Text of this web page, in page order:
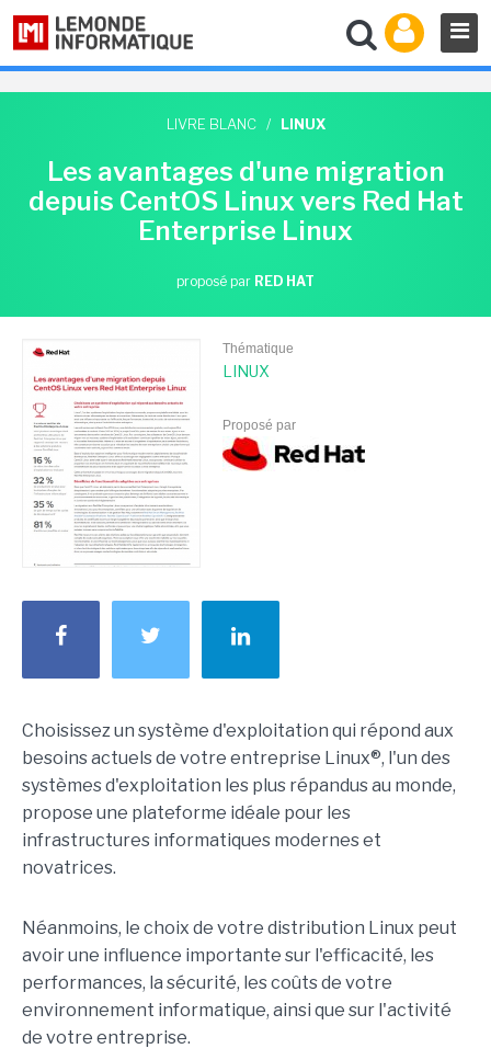
LIVRE BLANC / LINUX
Les avantages d'une migration
depuis CentOS Linux vers Red Hat
Enterprise Linux
proposé par RED HAT
Thématique
LINUX
Proposé par
Choisissez un système d'exploitation qui répond aux
besoins actuels de votre entreprise Linux®, l'un des
systèmes d'exploitation les plus répandus au monde,
propose une plateforme idéale pour les
infrastructures informatiques modernes et
novatrices.
Néanmoins, le choix de votre distribution Linux peut
avoir une influence importante sur l'efficacité, les
performances, la sécurité, les coûts de votre
environnement informatique, ainsi que sur l'activité
de votre entreprise.